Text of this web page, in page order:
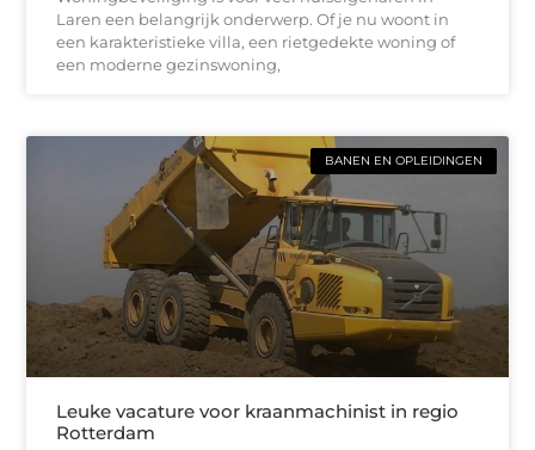
Laren een belangrijk onderwerp. Of je nu woont in
een karakteristieke villa, een rietgedekte woning of
een moderne gezinswoning,
BANEN EN OPLEIDINGEN
Leuke vacature voor kraanmachinist in regio
Rotterdam